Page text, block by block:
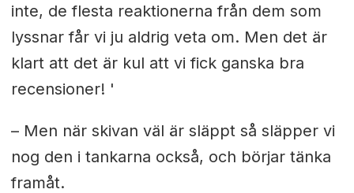
inte, de flesta reaktionerna från dem som
lyssnar får vi ju aldrig veta om. Men det är
klart att det är kul att vi fick ganska bra
recensioner! '
– Men när skivan väl är släppt så släpper vi
nog den i tankarna också, och börjar tänka
framåt.